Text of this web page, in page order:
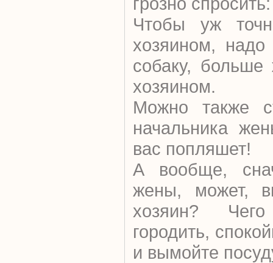
Чтобы уж
хозяином,
собаку,
хозяином.
Можно также
начальника
вас попляшет!
А вообще,
жены, может,
хозяин?
городить,
и вымойте